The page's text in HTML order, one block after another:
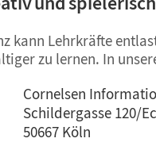
kann Lehrkräfte
zu lernen. In
Cornelsen
Schildergasse 120/
50667 Köln